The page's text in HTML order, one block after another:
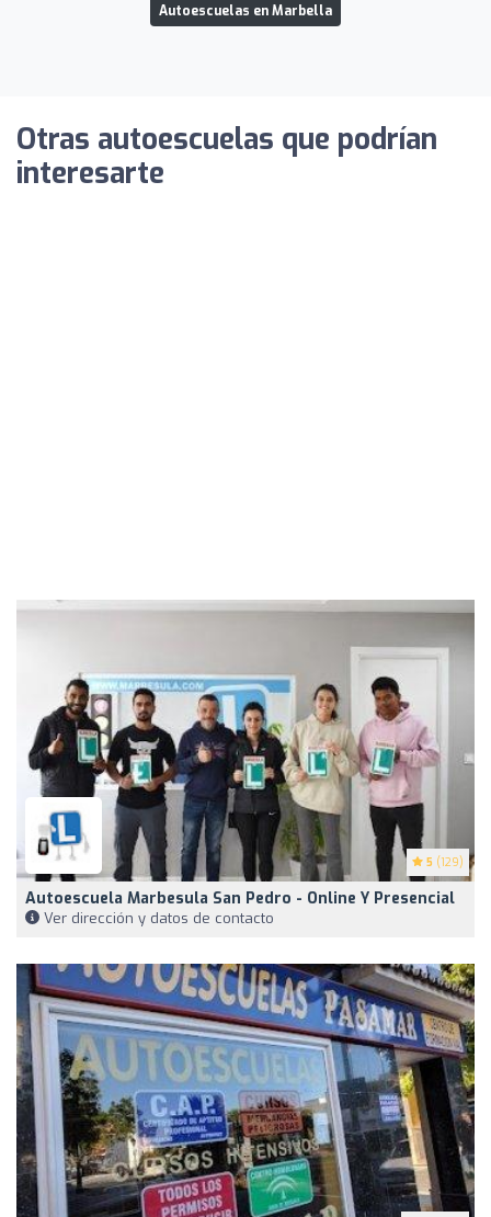
Autoescuelas en Marbella
Otras autoescuelas que podrían
interesarte
5 (129)
Autoescuela Marbesula San Pedro - Online Y Presencial
Ver dirección y datos de contacto